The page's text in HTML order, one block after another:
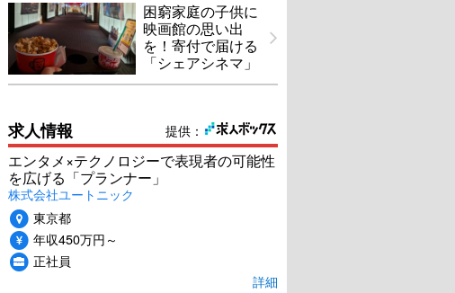
困窮家庭の子供に
映画館の思い出
を！寄付で届ける
「シェアシネマ」
提供：
求人情報
エンタメ×テクノロジーで表現者の可能性
を広げる「プランナー」
株式会社ユートニック
東京都
年収450万円～
正社員
詳細